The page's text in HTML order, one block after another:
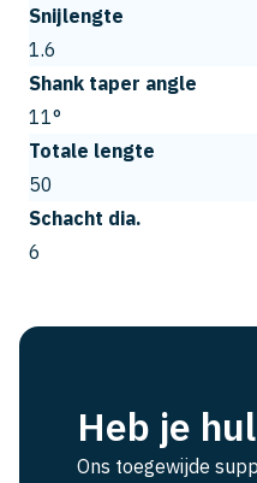
Snijlengte
1.6
Shank taper angle
11°
Totale lengte
50
Schacht dia.
6
Heb je
Ons toegewijde